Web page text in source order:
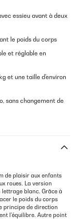
essieu avant à deux
le poids du corps
et réglable en
et une taille d'environ
sans changement de
de plaisir aux enfants
roues. La version
lettrage blanc. Grâce à
le poids du corps
principe de direction
l'équilibre. Autre point